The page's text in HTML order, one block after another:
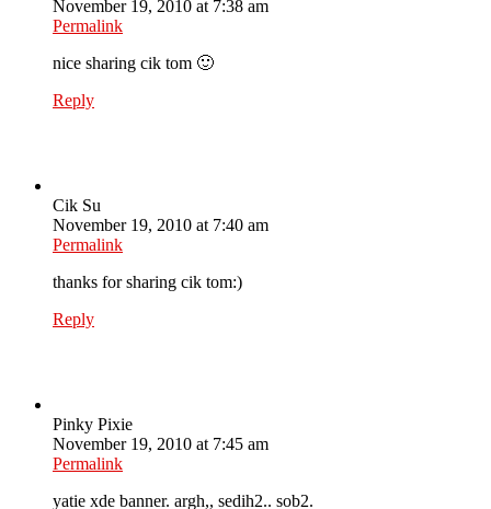
November 19, 2010 at 7:38 am
Permalink
nice sharing cik tom 🙂
Reply
Cik Su
November 19, 2010 at 7:40 am
Permalink
thanks for sharing cik tom:)
Reply
Pinky Pixie
November 19, 2010 at 7:45 am
Permalink
yatie xde banner. argh,, sedih2.. sob2.